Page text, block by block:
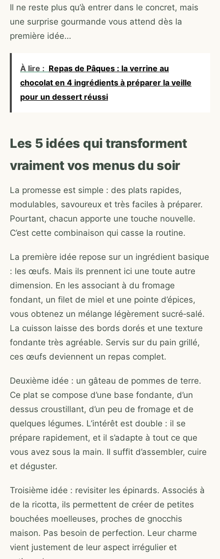
Il ne reste plus qu’à entrer dans le concret, mais
une surprise gourmande vous attend dès la
première idée…
À lire : Repas de Pâques : la verrine au
chocolat en 4 ingrédients à préparer la veille
pour un dessert réussi
Les 5 idées qui transforment
vraiment vos menus du soir
La promesse est simple : des plats rapides,
modulables, savoureux et très faciles à préparer.
Pourtant, chacun apporte une touche nouvelle.
C’est cette combinaison qui casse la routine.
La première idée repose sur un ingrédient basique
: les œufs. Mais ils prennent ici une toute autre
dimension. En les associant à du fromage
fondant, un filet de miel et une pointe d’épices,
vous obtenez un mélange légèrement sucré‑salé.
La cuisson laisse des bords dorés et une texture
fondante très agréable. Servis sur du pain grillé,
ces œufs deviennent un repas complet.
Deuxième idée : un gâteau de pommes de terre.
Ce plat se compose d’une base fondante, d’un
dessus croustillant, d’un peu de fromage et de
quelques légumes. L’intérêt est double : il se
prépare rapidement, et il s’adapte à tout ce que
vous avez sous la main. Il suffit d’assembler, cuire
et déguster.
Troisième idée : revisiter les épinards. Associés à
de la ricotta, ils permettent de créer de petites
bouchées moelleuses, proches de gnocchis
maison. Pas besoin de perfection. Leur charme
vient justement de leur aspect irrégulier et